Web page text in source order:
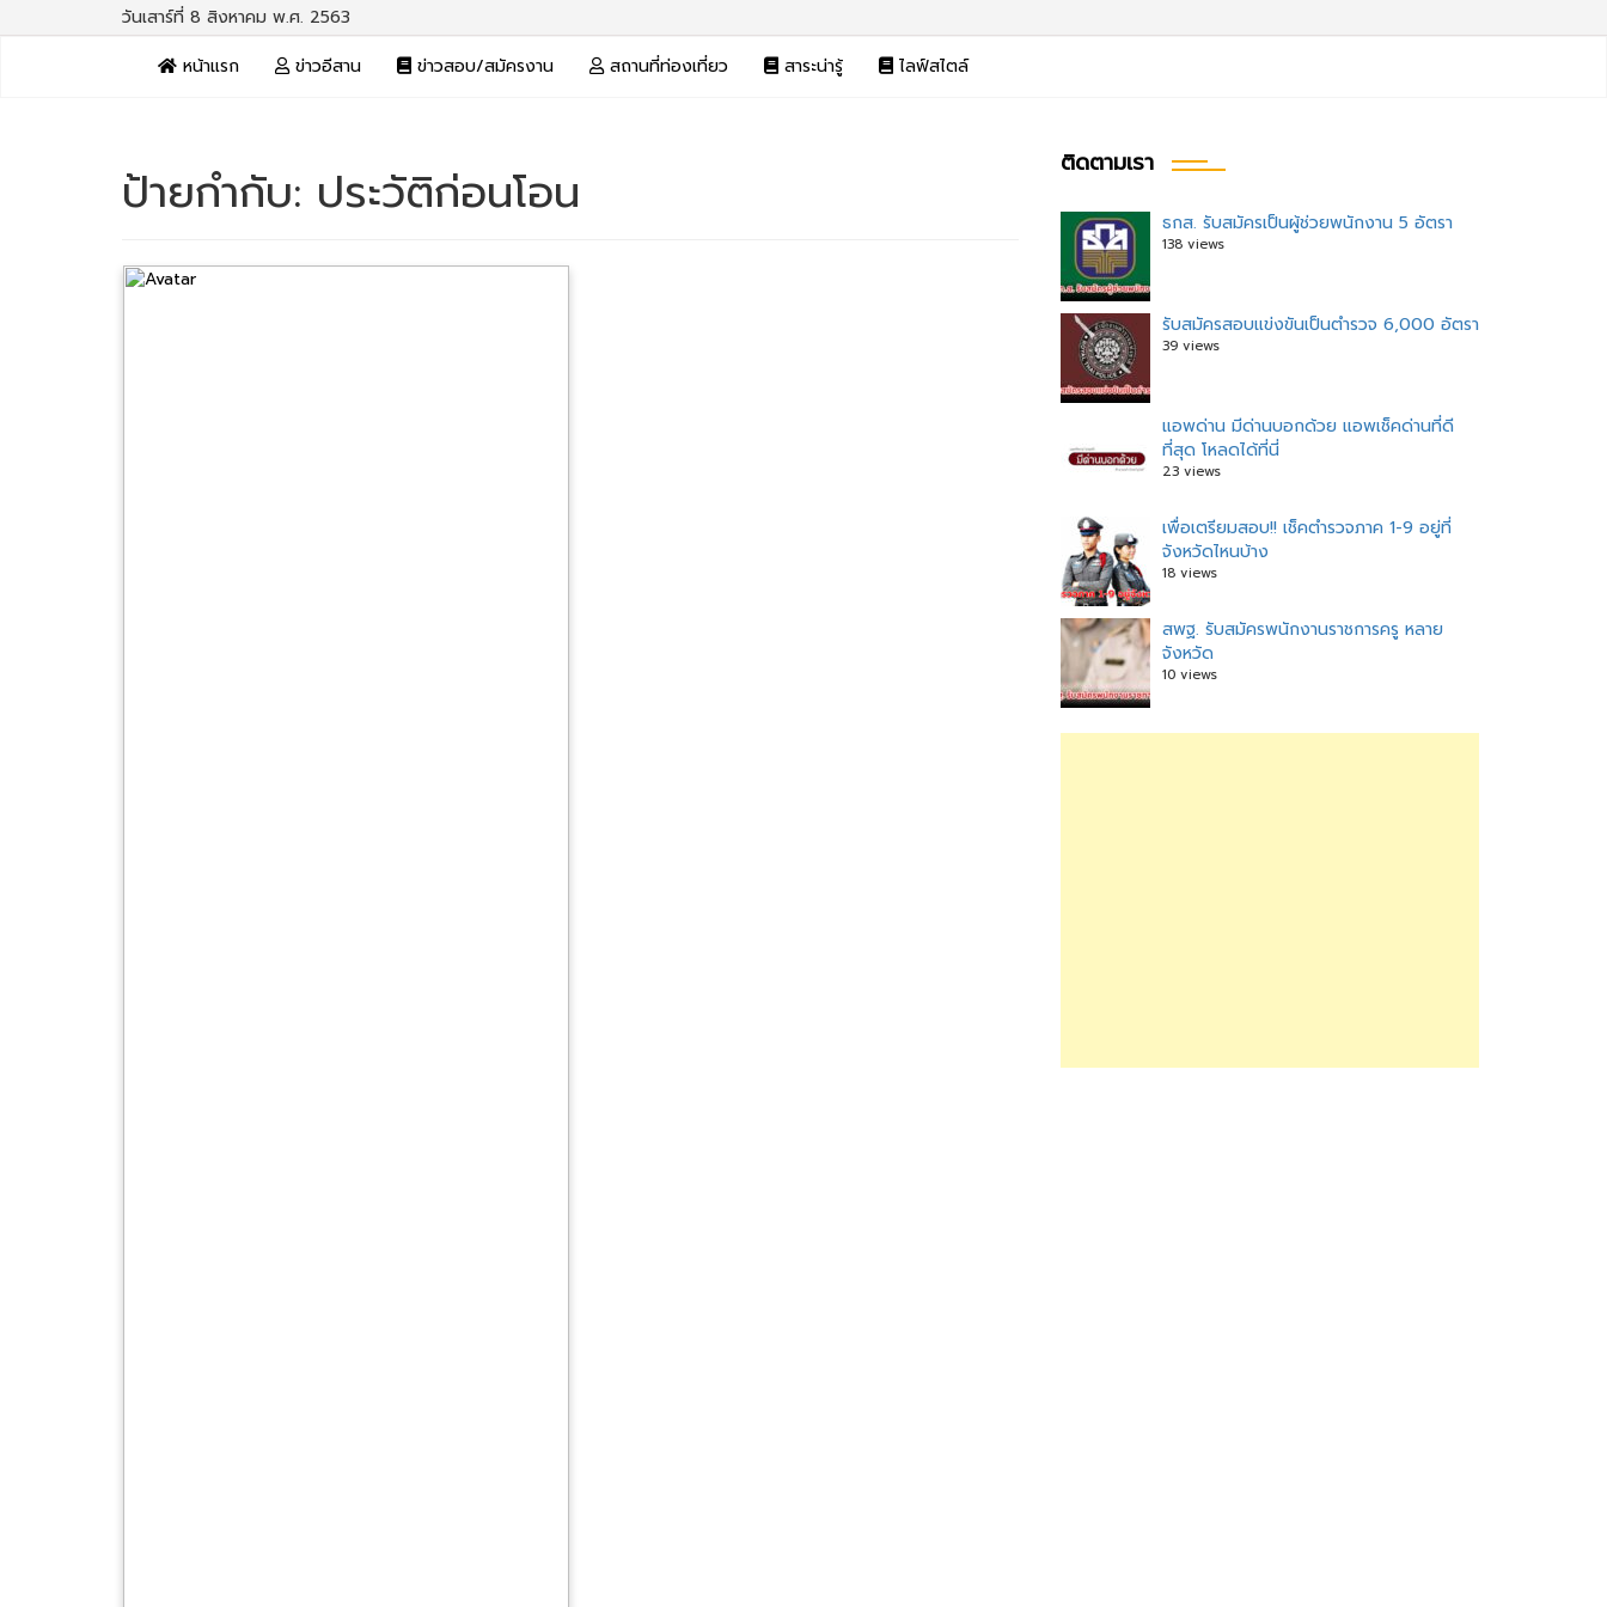
วันเสาร์ที่ 8 สิงหาคม พ.ศ. 2563
หน้าแรก
ข่าวอีสาน ข่าวสอบ/สมัครงาน สถานที่ท่องเที่ยว สาระน่ารู้ ไลฟ์สไตล์
ป้ายกำกับ: ประวัติก่อนโอน ติดตามเรา
ธกส. รับสมัครเป็นผู้ช่วยพนักงาน 5 อัตรา
138 views
รับสมัครสอบแข่งขันเป็นตำรวจ 6,000 อัตรา
39 views
แอพด่าน มีด่านบอกด้วย แอพเช็คด่านที่ดี
ที่สุด โหลดได้ที่นี่
23 views
เพื่อเตรียมสอบ!! เช็คตำรวจภาค 1-9 อยู่ที่
จังหวัดไหนบ้าง
18 views
สพฐ. รับสมัครพนักงานราชการครู หลาย
จังหวัด
10 views